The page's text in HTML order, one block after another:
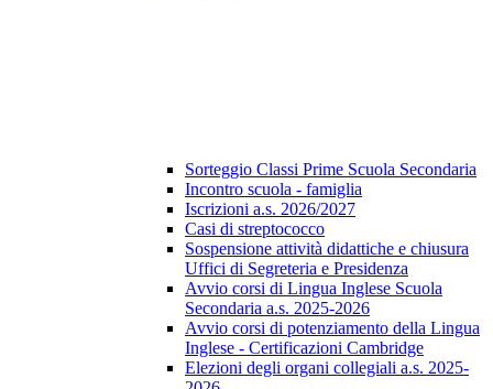
Sorteggio Classi Prime Scuola Secondaria
Incontro scuola - famiglia
Iscrizioni a.s. 2026/2027
Casi di streptococco
Sospensione attività didattiche e chiusura
Uffici di Segreteria e Presidenza
Avvio corsi di Lingua Inglese Scuola
Secondaria a.s. 2025-2026
Avvio corsi di potenziamento della Lingua
Inglese - Certificazioni Cambridge
Elezioni degli organi collegiali a.s. 2025-